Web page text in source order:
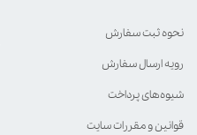
نحوه ثبت سفارش
رویه ارسال سفارش
شیوه‌های پرداخت
قوانین و مقررات سایت